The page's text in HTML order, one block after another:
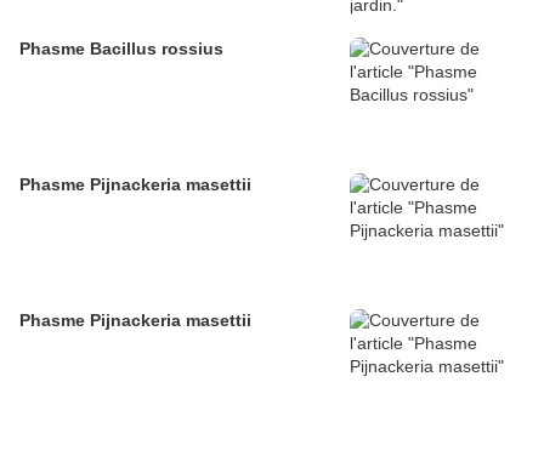
Phasme Bacillus rossius
Phasme Pijnackeria masettii
Phasme Pijnackeria masettii